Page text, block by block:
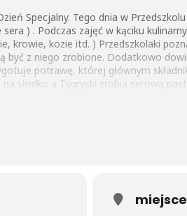
Specjalny. Tego dnia w
) . Podczas zajęć w kąciku
krowie, kozie itd. ) Przedszkolaki
z niego zrobione. Dodatkowo
potrawę, której głównym
słodko a Tygryski zrobią serową
miejsce